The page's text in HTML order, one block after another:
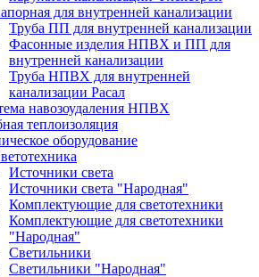
для внутренней канализации
Труба ПП для внутренней канализации
Фасонные изделия НПВХ и ПП для
внутренней канализации
Труба НПВХ для внутренней
канализации Расал
навозоудаления НПВХ
теплоизоляция
оборудование
Источники света
Источники света "Народная"
Комплектующие для светотехники
Комплектующие для светотехники
"Народная"
Светильники
Светильники "Народная"